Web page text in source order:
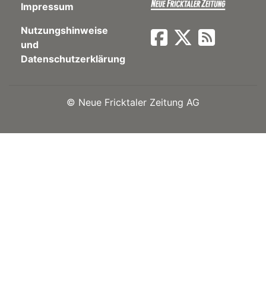
App
Impressum
Nutzungshinweise
und
Datenschutzerklärung
© Neue Fricktaler Zeitung AG